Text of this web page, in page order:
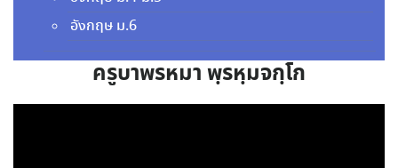
อังกฤษ ม.6
ครูบาพรหมา พฺรหฺมจกฺโก